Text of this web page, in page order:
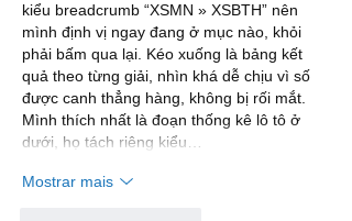
kiểu breadcrumb “XSMN » XSBTH” nên
mình định vị ngay đang ở mục nào, khỏi
phải bấm qua lại. Kéo xuống là bảng kết
quả theo từng giải, nhìn khá dễ chịu vì số
được canh thẳng hàng, không bị rối mắt.
Mình thích nhất là đoạn thống kê lô tô ở
dưới, họ tách riêng kiểu…
Mostrar mais